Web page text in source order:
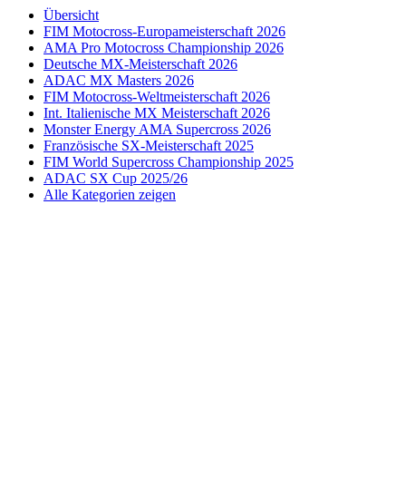
Übersicht
FIM Motocross-Europameisterschaft 2026
AMA Pro Motocross Championship 2026
Deutsche MX-Meisterschaft 2026
ADAC MX Masters 2026
FIM Motocross-Weltmeisterschaft 2026
Int. Italienische MX Meisterschaft 2026
Monster Energy AMA Supercross 2026
Französische SX-Meisterschaft 2025
FIM World Supercross Championship 2025
ADAC SX Cup 2025/26
Alle Kategorien zeigen